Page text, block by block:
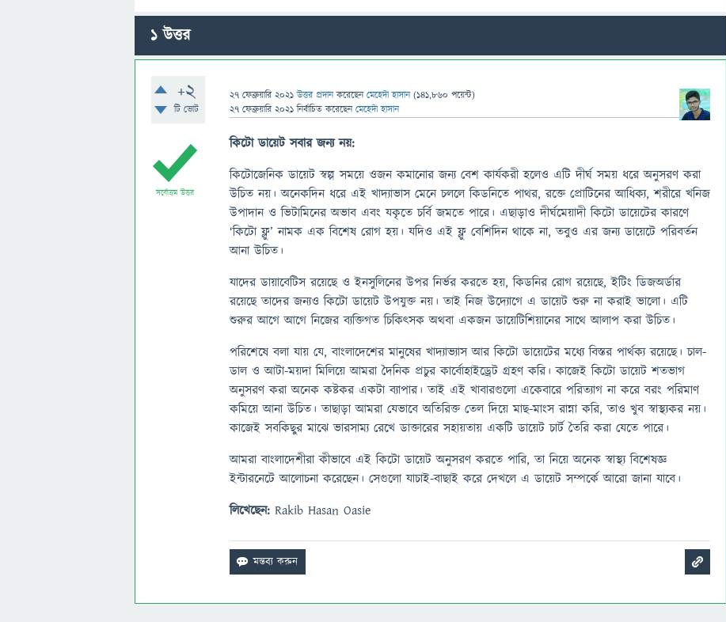
1উত্তর
+2
টি ভোট
27 ফেব্রুয়ারি 2021 উত্তর প্রদান করেছেনমেহেদী হাসান (141,860 পয়েন্ট)
27 ফেব্রুয়ারি 2021 নির্বাচিত করেছেনমেহেদী হাসান
সর্বোত্তম উত্তর
কিটো ডায়েট সবার জন্য নয়:
কিটোজেনিক ডায়েট স্বল্প সময়ে ওজন কমানোর জন্য বেশ কার্যকরী হলেও এটি দীর্ঘ সময় ধরে অনুসরণ করা
উচিত নয়। অনেকদিন ধরে এই খাদ্যাভাস মেনে চললে কিডনিতে পাথর, রক্তে প্রোটিনের আধিক্য, শরীরে খনিজ
উপাদান ও ভিটামিনের অভাব এবং যকৃতে চর্বি জমতে পারে। এছাড়াও দীর্ঘমেয়াদী কিটো ডায়েটের কারণে
‘কিটো ফ্লু’ নামক এক বিশেষ রোগ হয়। যদিও এই ফ্লু বেশিদিন থাকে না, তবুও এর জন্য ডায়েটে পরিবর্তন
আনা উচিত।
যাদের ডায়াবেটিস রয়েছে ও ইনসুলিনের উপর নির্ভর করতে হয়, কিডনির রোগ রয়েছে, ইটিং ডিজঅর্ডার
রয়েছে তাদের জন্যও কিটো ডায়েট উপযুক্ত নয়। তাই নিজ উদ্যোগে এ ডায়েট শুরু না করাই ভালো। এটি
শুরুর আগে আগে নিজের ব্যক্তিগত চিকিৎসক অথবা একজন ডায়েটিশিয়ানের সাথে আলাপ করা উচিত।
পরিশেষে বলা যায় যে, বাংলাদেশের মানুষের খাদ্যাভ্যাস আর কিটো ডায়েটের মধ্যে বিস্তর পার্থক্য রয়েছে। চাল-
ডাল ও আটা-ময়দা মিলিয়ে আমরা দৈনিক প্রচুর কার্বোহাইড্রেট গ্রহণ করি। কাজেই কিটো ডায়েট শতভাগ
অনুসরণ করা অনেক কষ্টকর একটা ব্যাপার। তাই এই খাবারগুলো একেবারে পরিত্যাগ না করে বরং পরিমাণ
কমিয়ে আনা উচিত। তাছাড়া আমরা যেভাবে অতিরিক্ত তেল দিয়ে মাছ-মাংস রান্না করি, তাও খুব স্বাস্থ্যকর নয়।
কাজেই সবকিছুর মাঝে ভারসাম্য রেখে ডাক্তারের সহায়তায় একটি ডায়েট চার্ট তৈরি করা যেতে পারে।
আমরা বাংলাদেশীরা কীভাবে এই কিটো ডায়েট অনুসরণ করতে পারি, তা নিয়ে অনেক স্বাস্থ্য বিশেষজ্ঞ
ইন্টারনেটে আলোচনা করেছেন। সেগুলো যাচাই-বাছাই করে দেখলে এ ডায়েট সম্পর্কে আরো জানা যাবে।
লিখেছেন: Rakib Hasan Oasie